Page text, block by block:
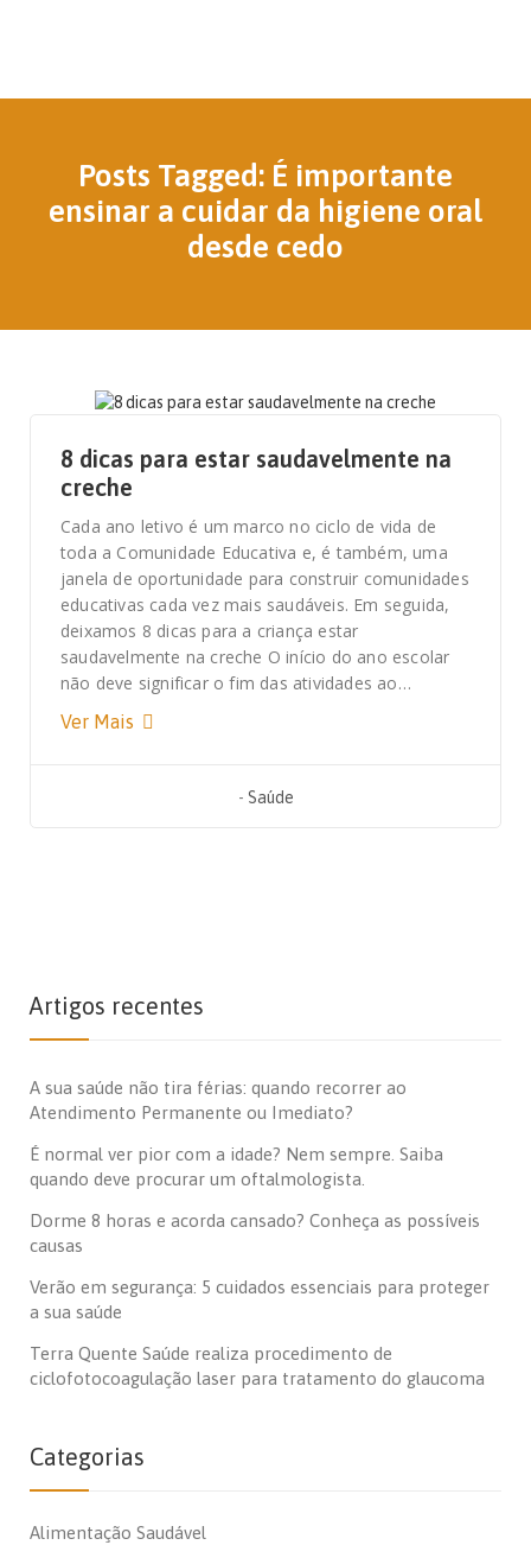
Posts Tagged: É importante
ensinar a cuidar da higiene oral
desde cedo
8 dicas para estar saudavelmente na
creche
Cada ano letivo é um marco no ciclo de vida de
toda a Comunidade Educativa e, é também, uma
janela de oportunidade para construir comunidades
educativas cada vez mais saudáveis. Em seguida,
deixamos 8 dicas para a criança estar
saudavelmente na creche O início do ano escolar
não deve significar o fim das atividades ao…
Ver Mais
- Saúde
Artigos recentes
A sua saúde não tira férias: quando recorrer ao
Atendimento Permanente ou Imediato?
É normal ver pior com a idade? Nem sempre. Saiba
quando deve procurar um oftalmologista.
Dorme 8 horas e acorda cansado? Conheça as possíveis
causas
Verão em segurança: 5 cuidados essenciais para proteger
a sua saúde
Terra Quente Saúde realiza procedimento de
ciclofotocoagulação laser para tratamento do glaucoma
Categorias
Alimentação Saudável